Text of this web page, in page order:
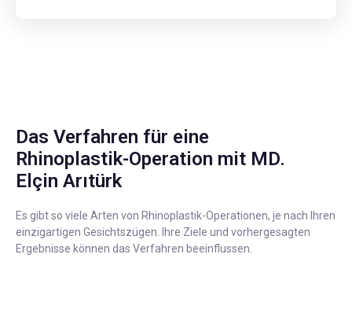
Das Verfahren für eine
Rhinoplastik-Operation mit MD.
Elçin Arıtürk
Es gibt so viele Arten von Rhinoplastik-Operationen, je nach Ihren
einzigartigen Gesichtszügen. Ihre Ziele und vorhergesagten
Ergebnisse können das Verfahren beeinflussen.